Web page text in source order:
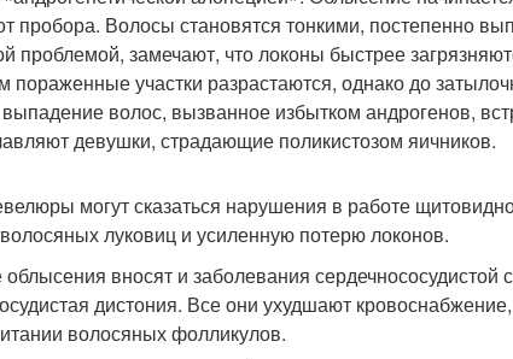
пробора. Волосы становятся тонкими, постепенно
проблемой, замечают, что локоны быстрее
участки разрастаются, однако до
выпадение волос, вызванное избытком андрогенов,
девушки, страдающие поликистозом яичников.
могут сказаться нарушения в работе
луковиц и усиленную потерю локонов.
вносят и заболевания сердечнососудистой
дистония. Все они ухудшают
волосяных фолликулов.